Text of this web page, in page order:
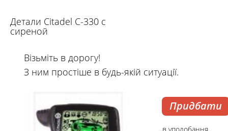
Детали Citadel C-330 с
сиреной
Візьміть в дорогу!
З ним простіше в будь-якій ситуації.
Придбати